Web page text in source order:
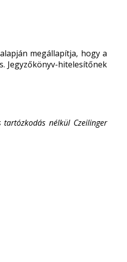
megállapítja, hogy a
Jegyzőkönyv-hitelesítőnek
nélkül Czeilinger